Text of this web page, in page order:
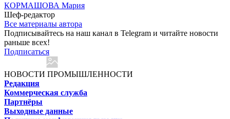
КОРМАШОВА Мария
Шеф-редактор
Все материалы автора
Подписывайтесь на наш канал в Telegram и читайте новости
раньше всех!
Подписаться
НОВОСТИ ПРОМЫШЛЕННОСТИ
Редакция
Коммерческая служба
Партнёры
Выходные данные